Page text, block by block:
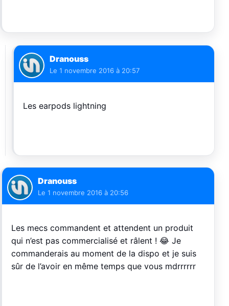
Dranouss
Le 1 novembre 2016 à 20:57
Les earpods lightning
Dranouss
Le 1 novembre 2016 à 20:56
Les mecs commandent et attendent un produit
qui n’est pas commercialisé et râlent ! 😂 Je
commanderais au moment de la dispo et je suis
sûr de l’avoir en même temps que vous mdrrrrrr